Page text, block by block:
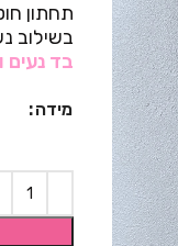
תחתון
בשילוב
בד נעים
מידה